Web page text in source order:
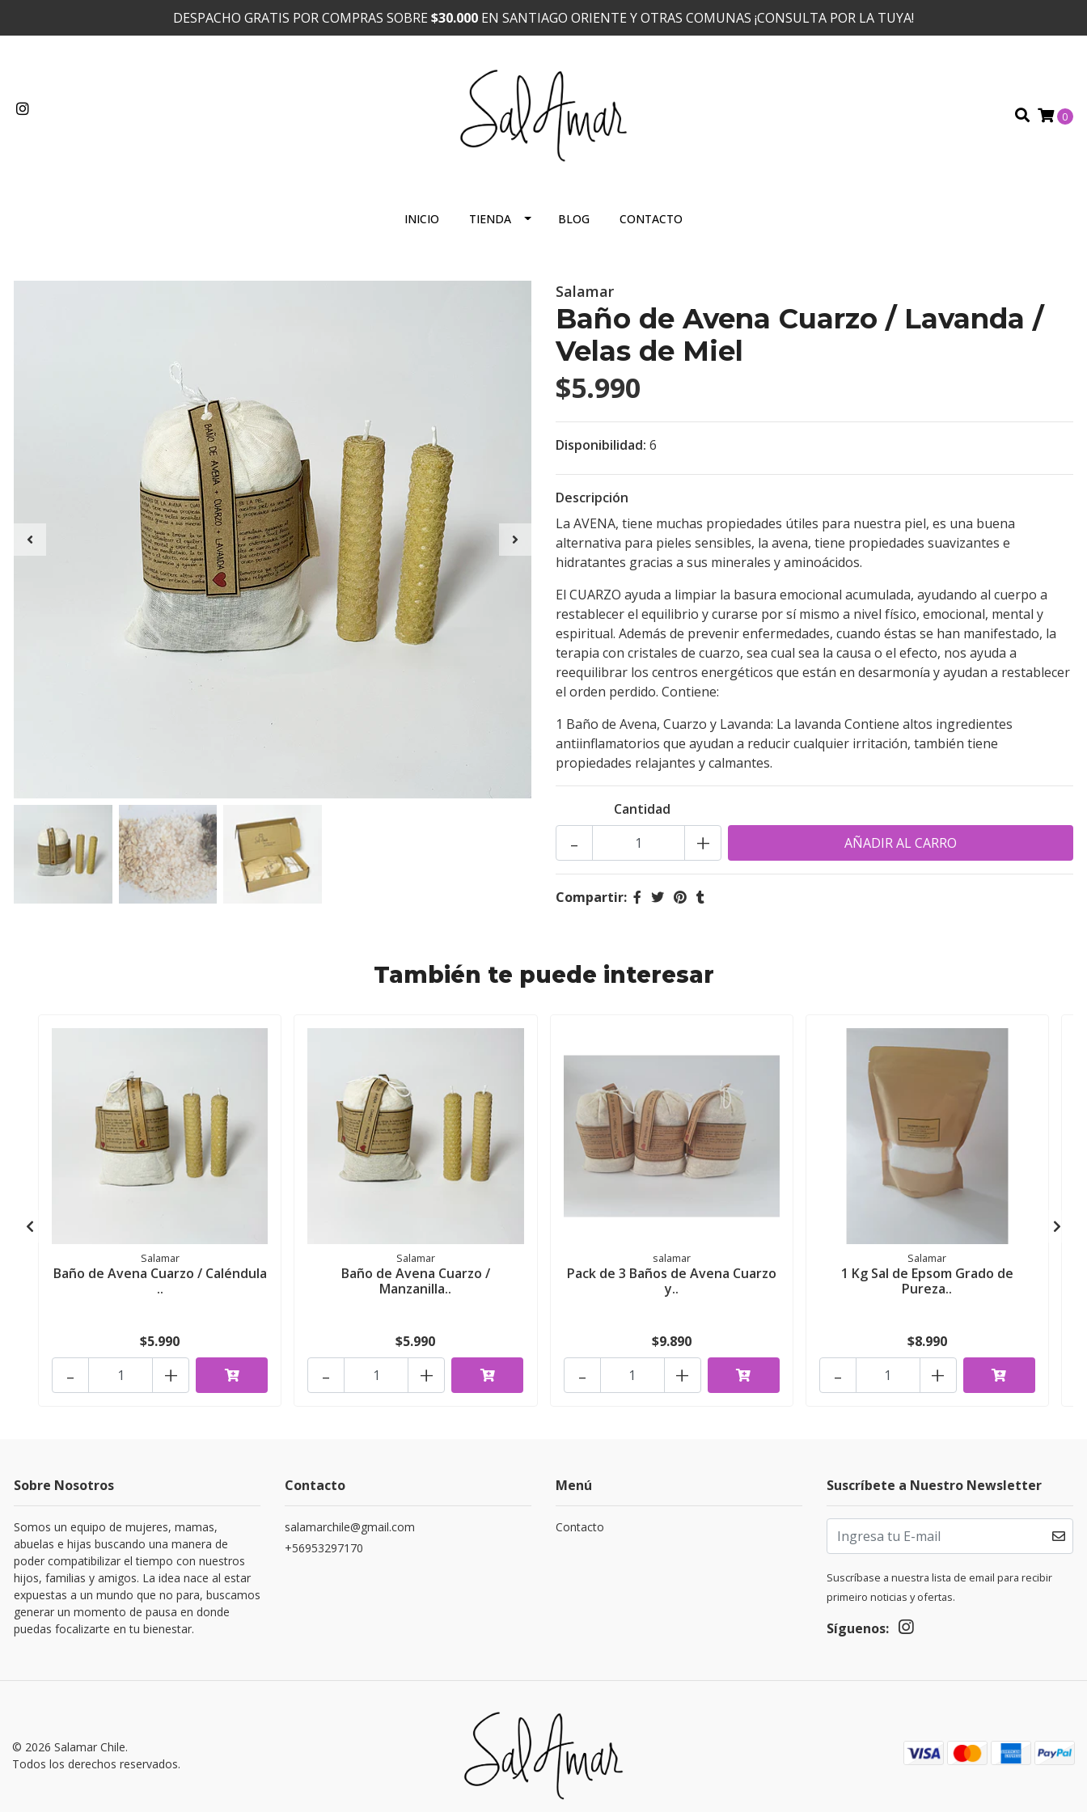
DESPACHO GRATIS POR COMPRAS SOBRE $30.000 EN SANTIAGO ORIENTE Y OTRAS COMUNAS ¡CONSULTA POR LA TUYA!
0
INICIO TIENDA BLOG CONTACTO
Salamar
Baño de Avena Cuarzo / Lavanda /
Velas de Miel
$5.990
Disponibilidad: 6
Descripción
La AVENA, tiene muchas propiedades útiles para nuestra piel, es una buena
alternativa para pieles sensibles, la avena, tiene propiedades suavizantes e
hidratantes gracias a sus minerales y aminoácidos.
El CUARZO ayuda a limpiar la basura emocional acumulada, ayudando al cuerpo a
restablecer el equilibrio y curarse por sí mismo a nivel físico, emocional, mental y
espiritual. Además de prevenir enfermedades, cuando éstas se han manifestado, la
terapia con cristales de cuarzo, sea cual sea la causa o el efecto, nos ayuda a
reequilibrar los centros energéticos que están en desarmonía y ayudan a restablecer
el orden perdido. Contiene:
1 Baño de Avena, Cuarzo y Lavanda: La lavanda Contiene altos ingredientes
antiinflamatorios que ayudan a reducir cualquier irritación, también tiene
propiedades relajantes y calmantes.
Cantidad
+
-
Compartir:
También te puede interesar
Salamar
Baño de Avena Cuarzo / Caléndula
..
$5.990
+
-
Salamar
Baño de Avena Cuarzo /
Manzanilla..
$5.990
+
-
salamar
Pack de 3 Baños de Avena Cuarzo
y..
$9.890
+
-
Salamar
1 Kg Sal de Epsom Grado de
Pureza..
$8.990
+
-
Sobre Nosotros
Somos un equipo de mujeres, mamas,
abuelas e hijas buscando una manera de
poder compatibilizar el tiempo con nuestros
hijos, familias y amigos. La idea nace al estar
expuestas a un mundo que no para, buscamos
generar un momento de pausa en donde
puedas focalizarte en tu bienestar.
Contacto
salamarchile@gmail.com
+56953297170
Menú
Contacto
Suscríbete a Nuestro Newsletter
Suscríbase a nuestra lista de email para recibir
primeiro noticias y ofertas.
Síguenos:
© 2026 Salamar Chile.
Todos los derechos reservados.